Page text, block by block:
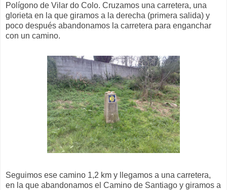
Polígono de Vilar do Colo. Cruzamos una carretera, una
glorieta en la que giramos a la derecha (primera salida) y
poco después abandonamos la carretera para enganchar
con un camino.
Seguimos ese camino 1,2 km y llegamos a una carretera,
en la que abandonamos el Camino de Santiago y giramos a